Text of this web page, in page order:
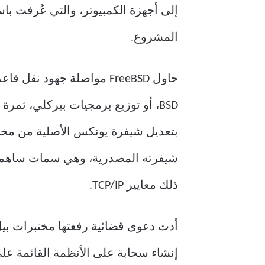
المشروع.
ذلك معايير TCP/IP.